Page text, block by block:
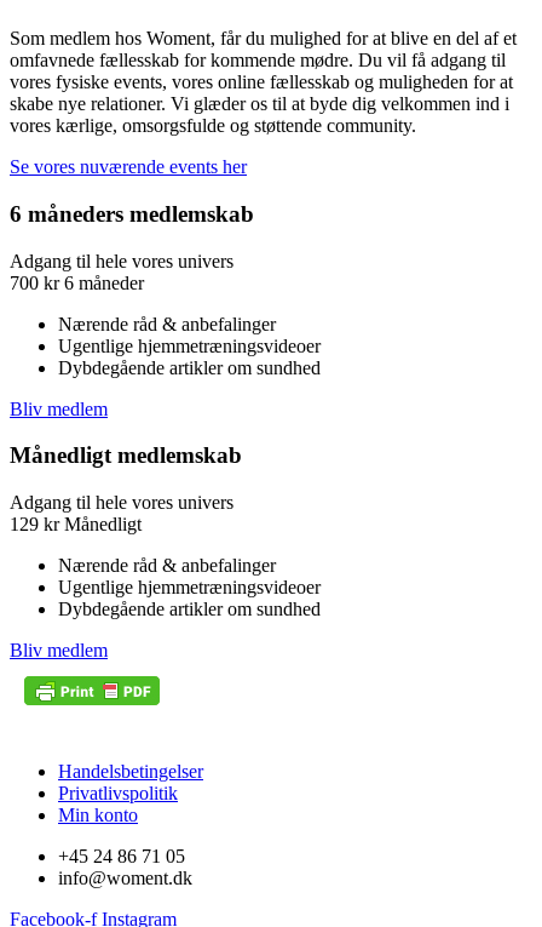
Som medlem hos Woment, får du mulighed for at blive en del af et
omfavnede fællesskab for kommende mødre. Du vil få adgang til
vores fysiske events, vores online fællesskab og muligheden for at
skabe nye relationer. Vi glæder os til at byde dig velkommen ind i
vores kærlige, omsorgsfulde og støttende community.
Se vores nuværende events her
6 måneders medlemskab
Adgang til hele vores univers
700 kr 6 måneder
Nærende råd & anbefalinger
Ugentlige hjemmetræningsvideoer
Dybdegående artikler om sundhed
Bliv medlem
Månedligt medlemskab
Adgang til hele vores univers
129 kr Månedligt
Nærende råd & anbefalinger
Ugentlige hjemmetræningsvideoer
Dybdegående artikler om sundhed
Bliv medlem
Handelsbetingelser
Privatlivspolitik
Min konto
+45 24 86 71 05
info@woment.dk
Facebook-f Instagram